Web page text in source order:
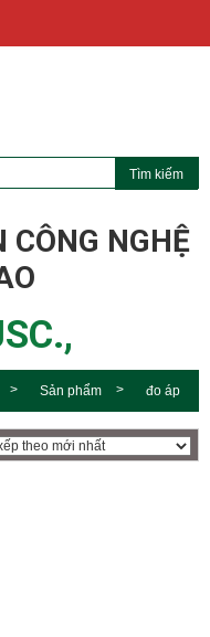
CÔNG NGHỆ
Sản phẩm đo áp